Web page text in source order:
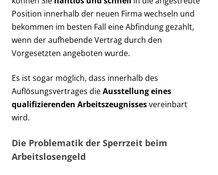
Position innerhalb der neuen Firma wechseln und
bekommen im besten Fall eine Abfindung gezahlt,
wenn der aufhebende Vertrag durch den
Vorgesetzten angeboten wurde.
Es ist sogar möglich, dass innerhalb des
Auflösungsvertrages dieAusstellung eines
qualifizierenden Arbeitszeugnissesvereinbart
wird.
Die Problematik der Sperrzeit beim
Arbeitslosengeld